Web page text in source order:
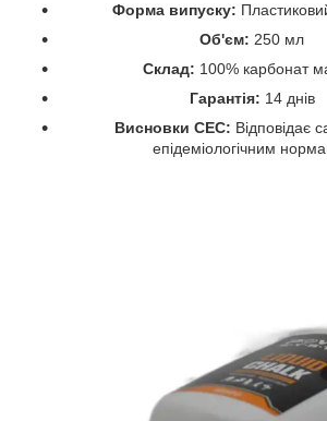
Форма випуску:
Об'єм: 250 мл
Склад: 100% карбонат
Гарантія: 14 днів
Висновки СЕС: Відповідає
епідеміологічним